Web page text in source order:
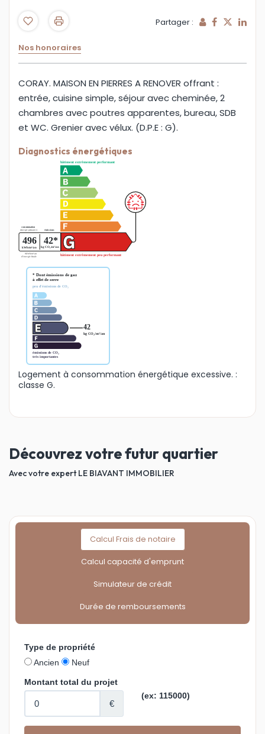
Partager :
Nos honoraires
CORAY. MAISON EN PIERRES A RENOVER offrant :
entrée, cuisine simple, séjour avec cheminée, 2
chambres avec poutres apparentes, bureau, SDB
et WC. Grenier avec vélux. (D.P.E : G).
Diagnostics énergétiques
Logement à consommation énergétique excessive. :
classe G.
Découvrez votre futur quartier
Avec votre expert LE BIAVANT IMMOBILIER
Calcul Frais de notaire
Calcul capacité d'emprunt
Simulateur de crédit
Durée de remboursements